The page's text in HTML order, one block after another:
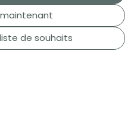
de souhaits